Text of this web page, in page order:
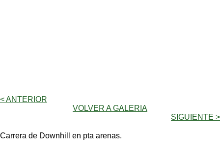
< ANTERIOR
VOLVER A GALERIA
SIGUIENTE >
Carrera de Downhill en pta arenas.